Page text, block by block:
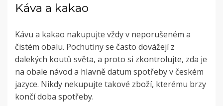
Káva a kakao
Kávu a kakao nakupujte vždy v neporušeném a
čistém obalu. Pochutiny se často dovážejí z
dalekých koutů světa, a proto si zkontrolujte, zda je
na obale návod a hlavně datum spotřeby v českém
jazyce. Nikdy nekupujte takové zboží, kterému brzy
končí doba spotřeby.